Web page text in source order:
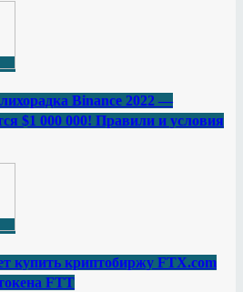
Binance 2022 —
$1 000 000! Правили и условия
купить криптобиржу FTX.com
FTT